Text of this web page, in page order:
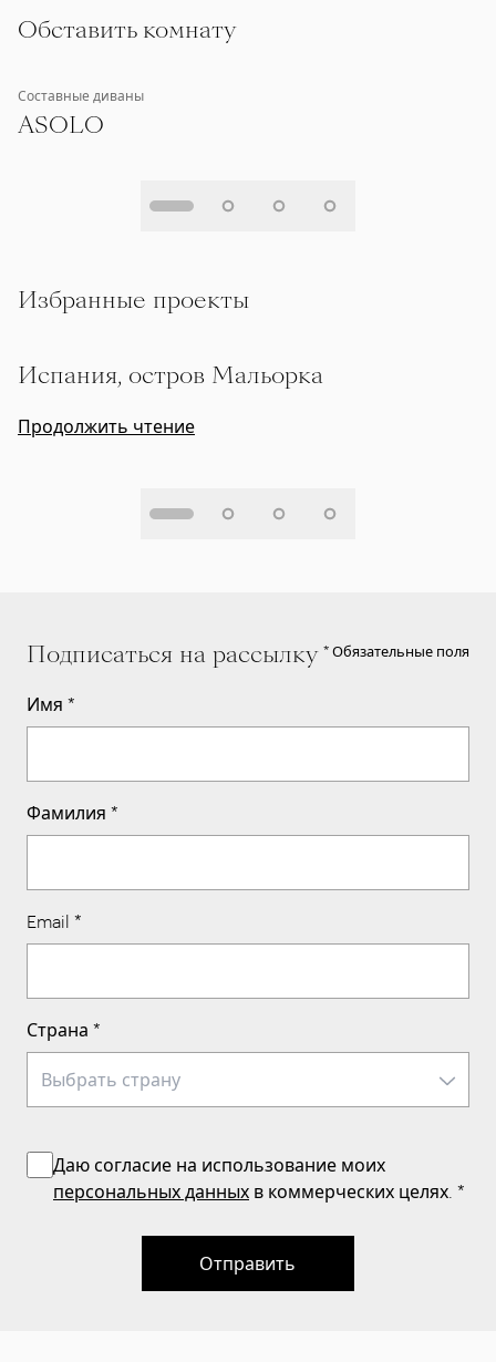
Обставить комнату
Составные диваны
ASOLO
Избранные проекты
Испания, остров Мальорка
Продолжить чтение
Подписаться на рассылку * Обязательные поля
Имя *
Фамилия *
Email *
Страна *
Даю согласие на использование моих
персональных данных в коммерческих целях. *
Отправить